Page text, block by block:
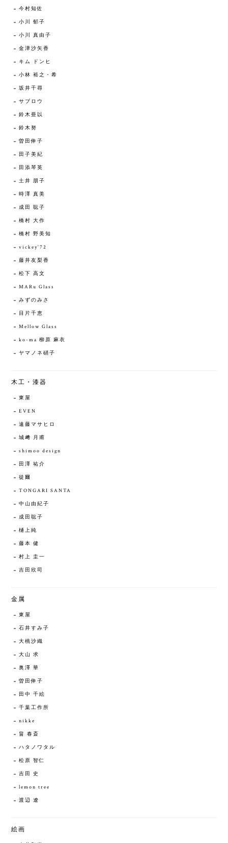
今村知佐
小川 郁子
小川 真由子
金津沙矢香
キム ドンヒ
小林 裕之・希
坂井千尋
サブロウ
鈴木亜以
鈴木努
曽田伸子
田子美紀
田添琴英
土井 朋子
時澤 真美
成田 聡子
橋村 大作
橋村 野美知
vickey'72
藤井友梨香
松下 高文
MARu Glass
みずのみさ
目片千恵
Mellow Glass
ko-ma 柳原 麻衣
ヤマノネ硝子
木工・漆器
東屋
EVEN
遠藤マサヒロ
城﨑 月甫
shimoo design
田澤 祐介
徒爾
TONGARI SANTA
中山由紀子
成田聡子
樋上純
藤本 健
村上 圭一
吉田欣司
金属
東屋
石井すみ子
大桃沙織
大山 求
奥澤 華
曽田伸子
田中 千絵
千葉工作所
nikke
畠 春斎
ハタノワタル
松原 智仁
吉田 史
lemon tree
渡辺 遼
絵画